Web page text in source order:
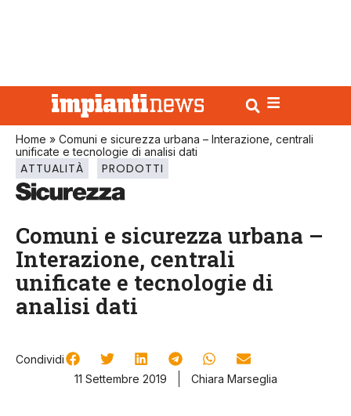
Home » Comuni e sicurezza urbana – Interazione, centrali
unificate e tecnologie di analisi dati
ATTUALITÀ PRODOTTI
Comuni e sicurezza urbana –
Interazione, centrali
unificate e tecnologie di
analisi dati
Condividi
11 Settembre 2019
Chiara Marseglia